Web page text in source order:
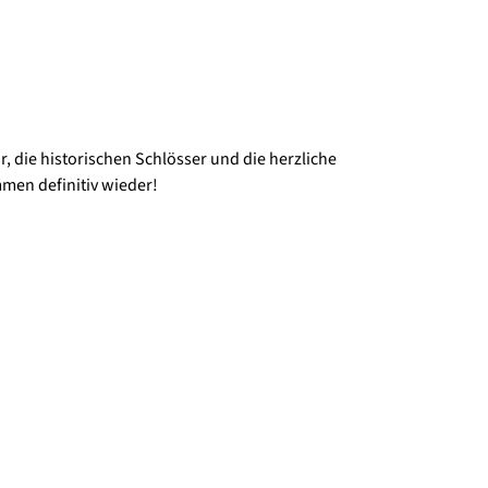
die historischen Schlösser und die herzliche
definitiv wieder!